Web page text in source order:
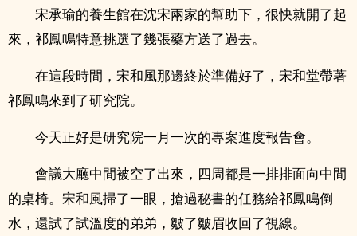
宋承瑜的養生館在沈宋兩家的幫助下，很快就開了起
來，祁鳳鳴特意挑選了幾張藥方送了過去。
在這段時間，宋和風那邊終於準備好了，宋和堂帶著
祁鳳鳴來到了研究院。
今天正好是研究院一月一次的專案進度報告會。
會議大廳中間被空了出來，四周都是一排排面向中間
的桌椅。宋和風掃了一眼，搶過秘書的任務給祁鳳鳴倒
水，還試了試溫度的弟弟，皺了皺眉收回了視線。